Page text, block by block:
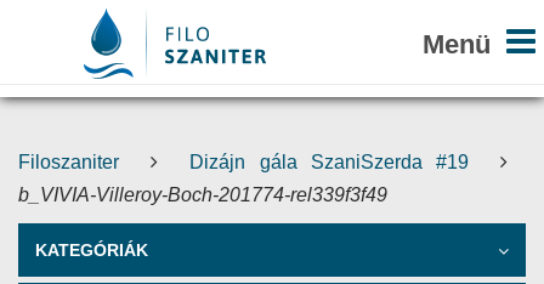
Filoszaniter
Dizájn gála SzaniSzerda #19
b_VIVIA-Villeroy-Boch-201774-rel339f3f49
KATEGÓRIÁK